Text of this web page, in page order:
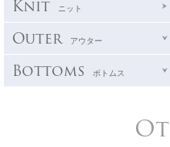
Knit ニット
Outer アウター
Bottoms ボトムス